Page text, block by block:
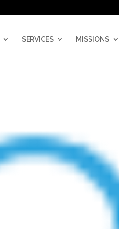
SERVICES MISSIONS